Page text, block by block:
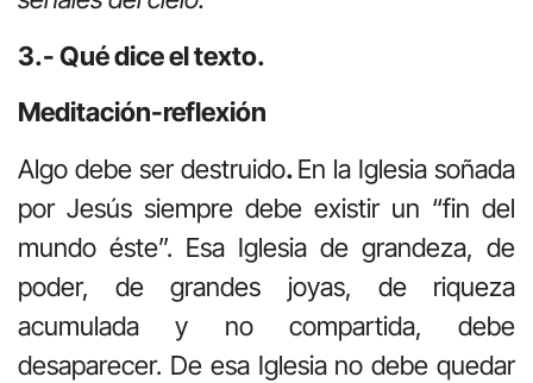
3.- Qué dice el texto.
Meditación-reflexión
Algo debe ser destruido.En la Iglesia soñada
por Jesús siempre debe existir un “fin del
mundo éste”. Esa Iglesia de grandeza, de
poder, de grandes joyas, de riqueza
acumulada y no compartida, debe
desaparecer. De esa Iglesia no debe quedar